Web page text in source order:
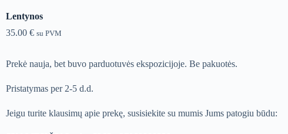
Lentynos
35.00€ su PVM
Prekė nauja, bet buvo parduotuvės ekspozicijoje. Be pakuotės.
Pristatymas per 2-5 d.d.
Jeigu turite klausimų apie prekę, susisiekite su mumis Jums patogiu būdu: